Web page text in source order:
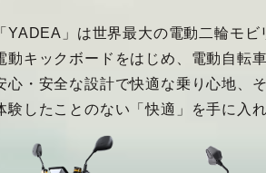
「YADEA」は世界最大の電動二輪モビ
動キックボードをはじめ、電動自転
心・安全な設計で快適な乗り心地、
験したことのない「快適」を手に入れ